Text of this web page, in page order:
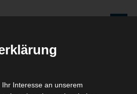
AUCH IMMER BESSER!
Interesse an unserem